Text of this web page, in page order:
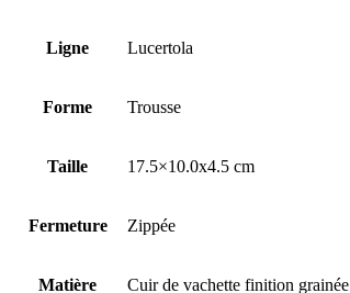
Ligne Lucertola
Forme Trousse
Taille 17.5×10.0x4.5 cm
Fermeture Zippée
Matière Cuir de vachette finition grainée